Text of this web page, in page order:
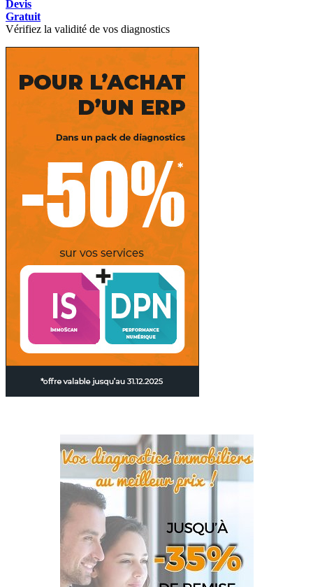
Devis
Gratuit
Vérifiez la validité de vos diagnostics